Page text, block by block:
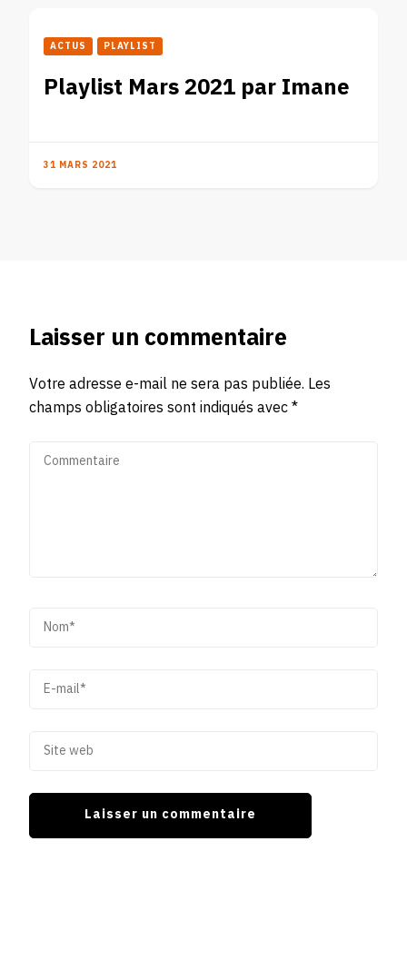
ACTUS PLAYLIST
Playlist Mars 2021 par Imane
31 MARS 2021
Laisser un commentaire
Votre adresse e-mail ne sera pas publiée. Les
champs obligatoires sont indiqués avec*